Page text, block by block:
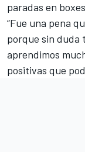
paradas en
“Fue una pena
porque sin duda
aprendimos
positivas que